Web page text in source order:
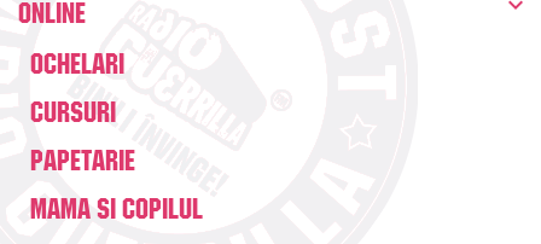
Online
Ochelari
Cursuri
Papetarie
Mama si copilul